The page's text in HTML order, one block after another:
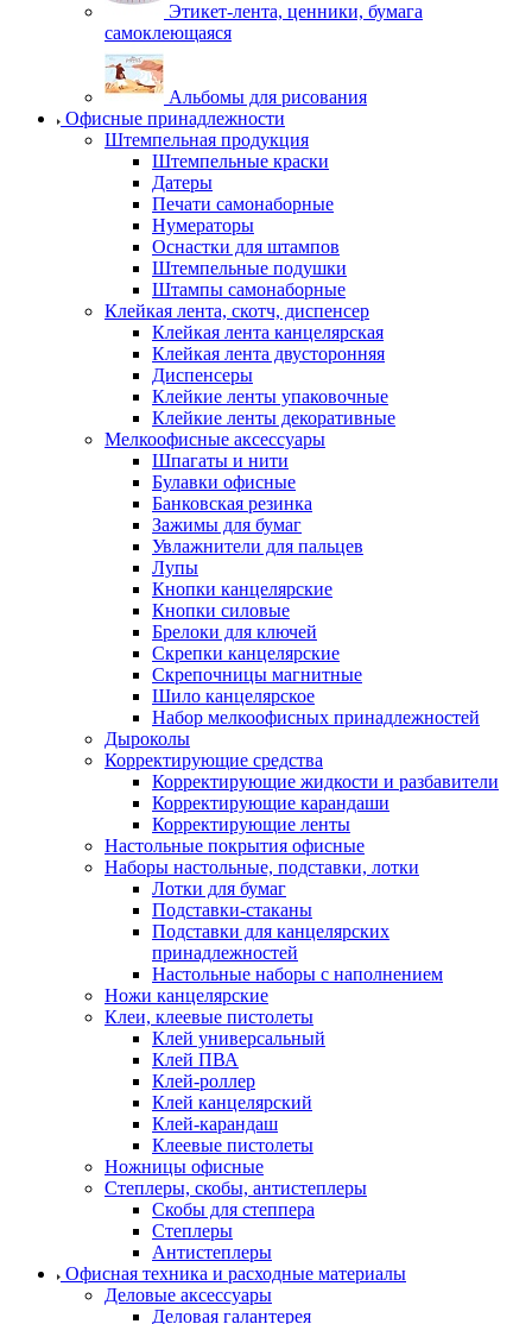
Этикет-лента, ценники, бумага
самоклеющаяся
Альбомы для рисования
Офисные принадлежности
Штемпельная продукция
Штемпельные краски
Датеры
Печати самонаборные
Нумераторы
Оснастки для штампов
Штемпельные подушки
Штампы самонаборные
Клейкая лента, скотч, диспенсер
Клейкая лента канцелярская
Клейкая лента двусторонняя
Диспенсеры
Клейкие ленты упаковочные
Клейкие ленты декоративные
Мелкоофисные аксессуары
Шпагаты и нити
Булавки офисные
Банковская резинка
Зажимы для бумаг
Увлажнители для пальцев
Лупы
Кнопки канцелярские
Кнопки силовые
Брелоки для ключей
Скрепки канцелярские
Скрепочницы магнитные
Шило канцелярское
Набор мелкоофисных принадлежностей
Дыроколы
Корректирующие средства
Корректирующие жидкости и разбавители
Корректирующие карандаши
Корректирующие ленты
Настольные покрытия офисные
Наборы настольные, подставки, лотки
Лотки для бумаг
Подставки-стаканы
Подставки для канцелярских
принадлежностей
Настольные наборы с наполнением
Ножи канцелярские
Клеи, клеевые пистолеты
Клей универсальный
Клей ПВА
Клей-роллер
Клей канцелярский
Клей-карандаш
Клеевые пистолеты
Ножницы офисные
Степлеры, скобы, антистеплеры
Скобы для степпера
Степлеры
Антистеплеры
Офисная техника и расходные материалы
Деловые аксессуары
Деловая галантерея